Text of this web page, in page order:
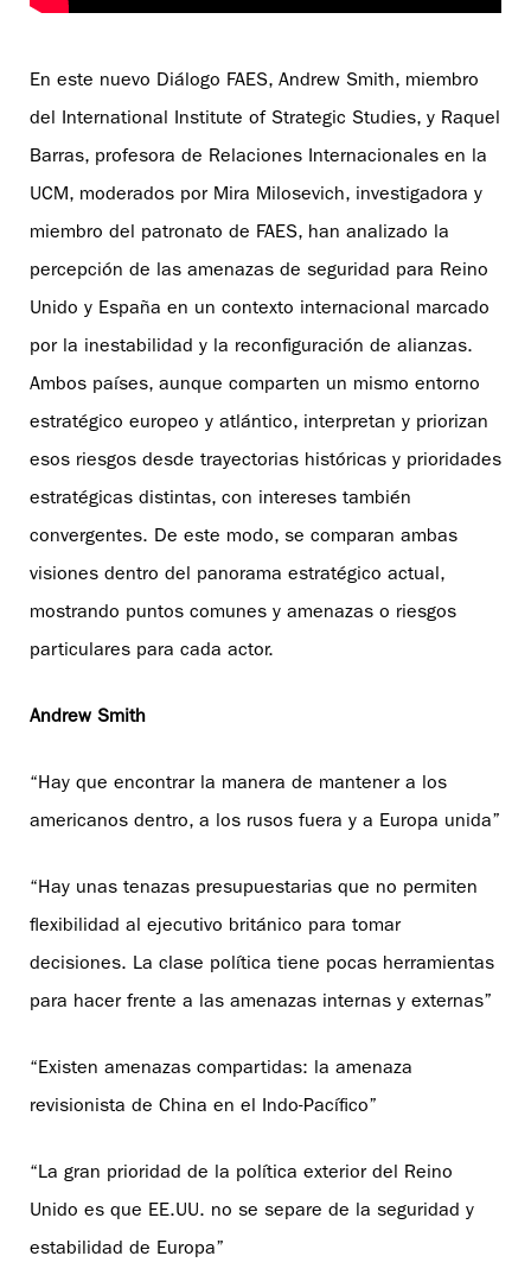
En este nuevo Diálogo FAES, Andrew Smith, miembro
del International Institute of Strategic Studies, y Raquel
Barras, profesora de Relaciones Internacionales en la
UCM, moderados por Mira Milosevich, investigadora y
miembro del patronato de FAES, han analizado la
percepción de las amenazas de seguridad para Reino
Unido y España en un contexto internacional marcado
por la inestabilidad y la reconfiguración de alianzas.
Ambos países, aunque comparten un mismo entorno
estratégico europeo y atlántico, interpretan y priorizan
esos riesgos desde trayectorias históricas y prioridades
estratégicas distintas, con intereses también
convergentes. De este modo, se comparan ambas
visiones dentro del panorama estratégico actual,
mostrando puntos comunes y amenazas o riesgos
particulares para cada actor.
Andrew Smith
“Hay que encontrar la manera de mantener a los
americanos dentro, a los rusos fuera y a Europa unida”
“Hay unas tenazas presupuestarias que no permiten
flexibilidad al ejecutivo británico para tomar
decisiones. La clase política tiene pocas herramientas
para hacer frente a las amenazas internas y externas”
“Existen amenazas compartidas: la amenaza
revisionista de China en el Indo-Pacífico”
“La gran prioridad de la política exterior del Reino
Unido es que EE.UU. no se separe de la seguridad y
estabilidad de Europa”